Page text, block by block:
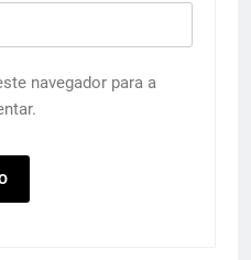
navegador para a